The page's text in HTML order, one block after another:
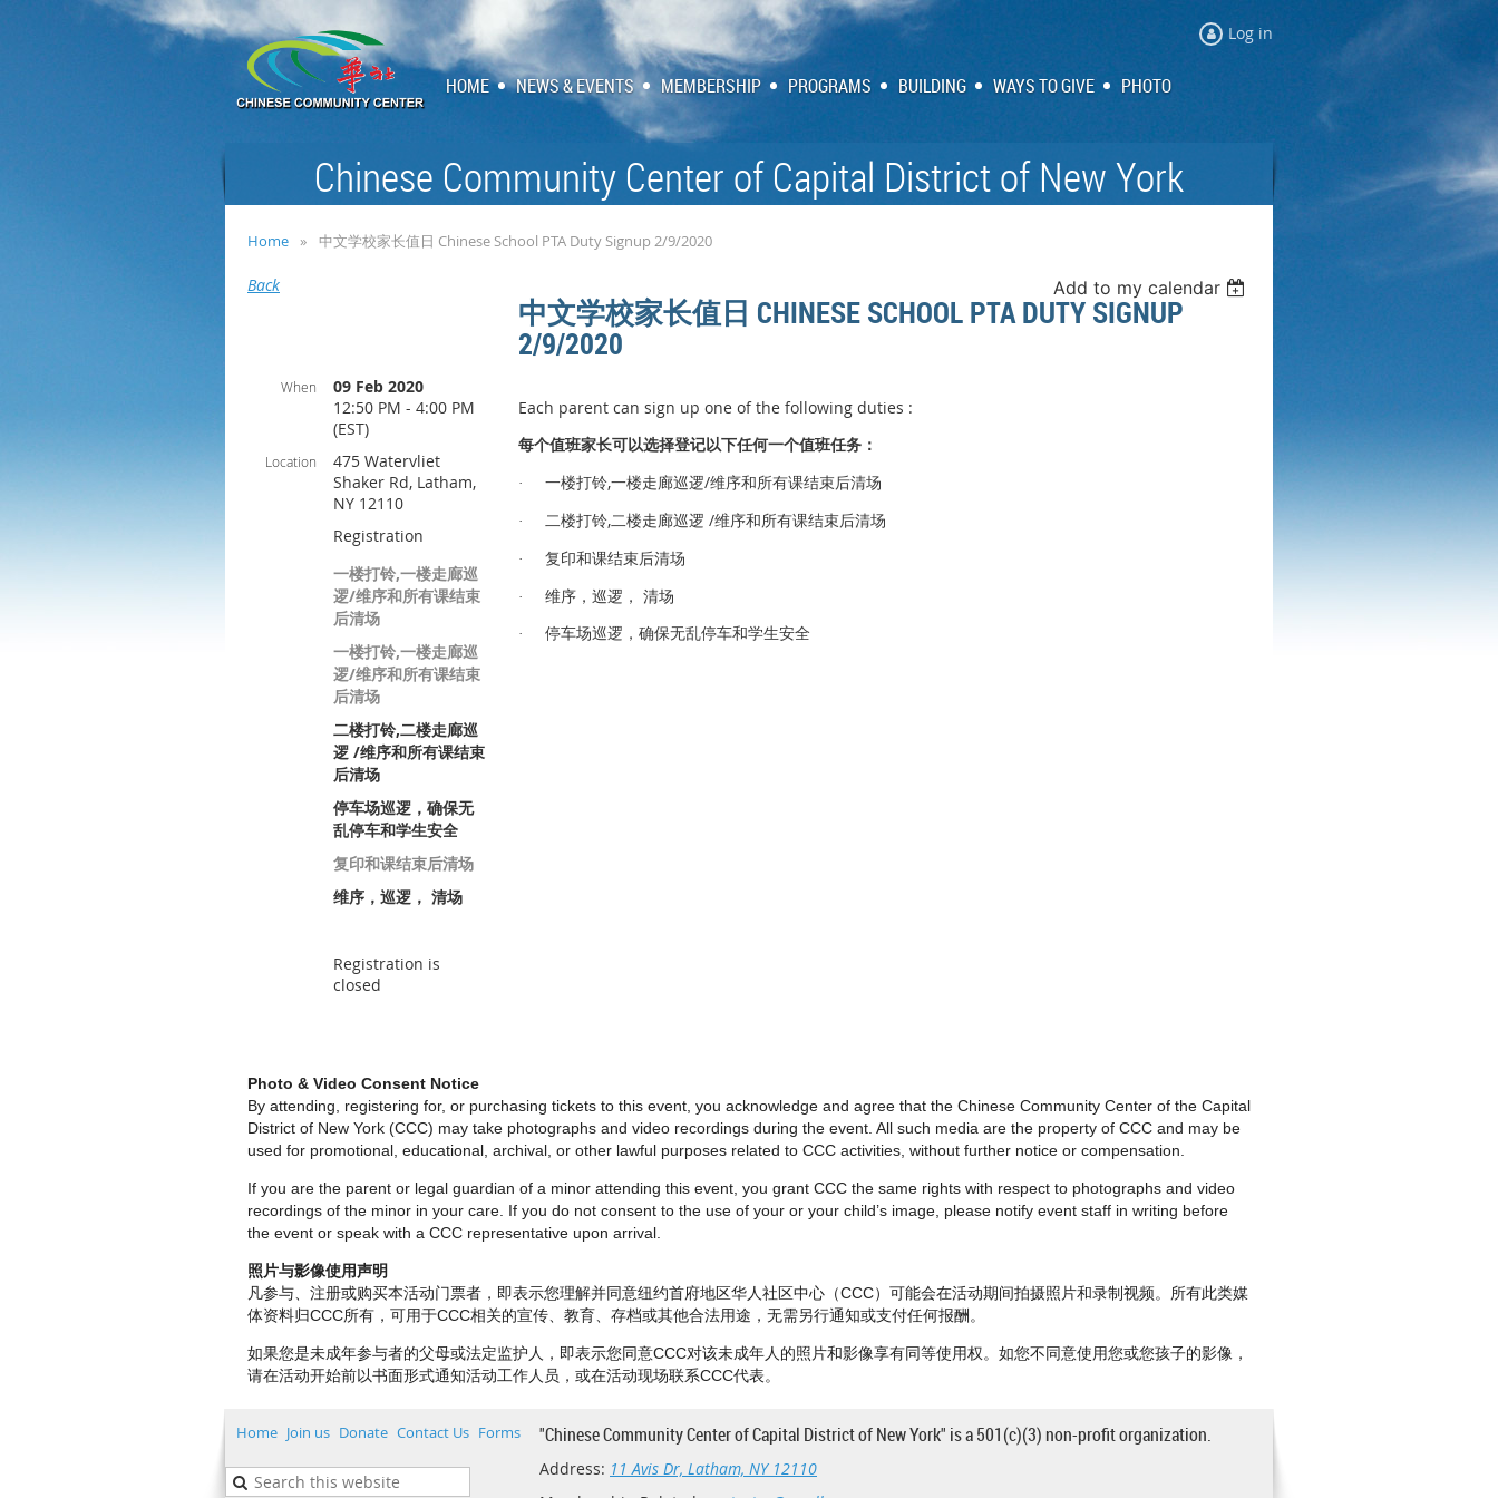
Log in
HOME NEWS & EVENTS MEMBERSHIP PROGRAMS BUILDING WAYS TO GIVE PHOTO
Chinese Community Center of Capital District of New York
Home 中文学校家长值日 Chinese School PTA Duty Signup 2/9/2020
Back Add to my calendar
中文学校家长值日 CHINESE SCHOOL PTA DUTY SIGNUP
2/9/2020
When
09 Feb 2020
12:50 PM - 4:00 PM
(EST)
Location
475 Watervliet
Shaker Rd, Latham,
NY 12110
Registration
一楼打铃,一楼走廊巡
逻/维序和所有课结束
后清场
一楼打铃,一楼走廊巡
逻/维序和所有课结束
后清场
二楼打铃,二楼走廊巡
逻 /维序和所有课结束
后清场
停车场巡逻，确保无
乱停车和学生安全
复印和课结束后清场
维序，巡逻， 清场
Registration is
closed
Each parent can sign up one of the following duties :
每个值班家长可以选择登记以下任何一个值班任务 ：
· 一楼打铃,一楼走廊巡逻/维序和所有课结束后清场
· 二楼打铃,二楼走廊巡逻 /维序和所有课结束后清场
· 复印和课结束后清场
· 维序，巡逻， 清场
· 停车场巡逻 ，确保无乱停车和学生安全
Photo & Video Consent Notice
By attending, registering for, or purchasing tickets to this event, you acknowledge and agree that the Chinese Community Center of the Capital
District of New York (CCC) may take photographs and video recordings during the event. All such media are the property of CCC and may be
used for promotional, educational, archival, or other lawful purposes related to CCC activities, without further notice or compensation.
If you are the parent or legal guardian of a minor attending this event, you grant CCC the same rights with respect to photographs and video
recordings of the minor in your care. If you do not consent to the use of your or your child’s image, please notify event staff in writing before
the event or speak with a CCC representative upon arrival.
照片与影像使用声明
凡参与、注册或购买本活动门票者，即表示您理解并同意纽约首府地区华人社区中心（CCC）可能会在活动期间拍摄照片和录制视频。所有此类媒
体资料归CCC所有，可用于CCC相关的宣传、教育、存档或其他合法用途，无需另行通知或支付任何报酬。
如果您是未成年参与者的父母或法定监护人，即表示您同意CCC对该未成年人的照片和影像享有同等使用权。如您不同意使用您或您孩子的影像，
请在活动开始前以书面形式通知活动工作人员，或在活动现场联系CCC代表。
Home Join us Donate Contact Us Forms "Chinese Community Center of Capital District of New York" is a 501(c)(3) non-profit organization.
Address: 11 Avis Dr, Latham, NY 12110